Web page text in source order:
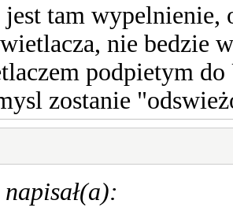
tam wypelnienie,
nie bedzie
podpietym do
zostanie